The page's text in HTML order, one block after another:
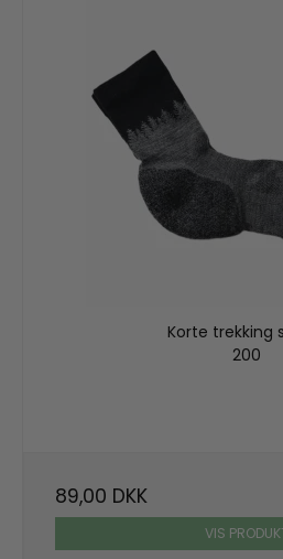
Korte trekking
200
89,00 DKK
VIS